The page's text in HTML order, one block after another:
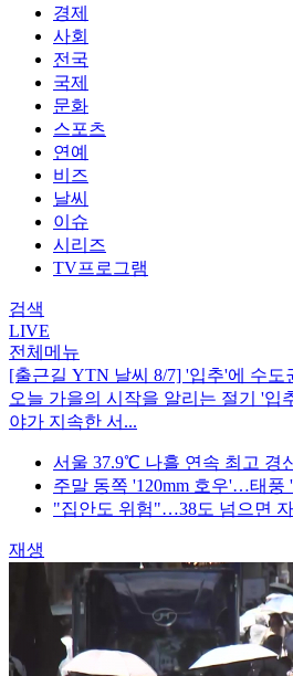
경제
사회
전국
국제
문화
스포츠
연예
비즈
날씨
이슈
시리즈
TV프로그램
검색
LIVE
전체메뉴
[출근길 YTN 날씨 8/7] '입추'에 수
오늘 가을의 시작을 알리는 절기 '
야가 지속한 서...
서울 37.9℃ 나흘 연속 최고 경
주말 동쪽 '120mm 호우'…태풍
"집안도 위험"…38도 넘으면
재생